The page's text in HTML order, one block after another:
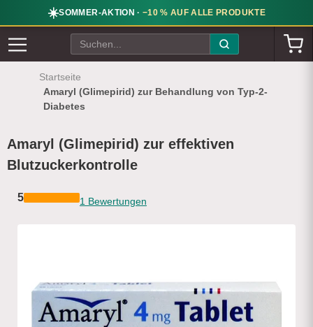
☀️SOMMER-AKTION · −10 % AUF ALLE PRODUKTE
Startseite
Amaryl (Glimepirid) zur Behandlung von Typ-2-
Diabetes
Amaryl (Glimepirid) zur effektiven
Blutzuckerkontrolle
5 1 Bewertungen